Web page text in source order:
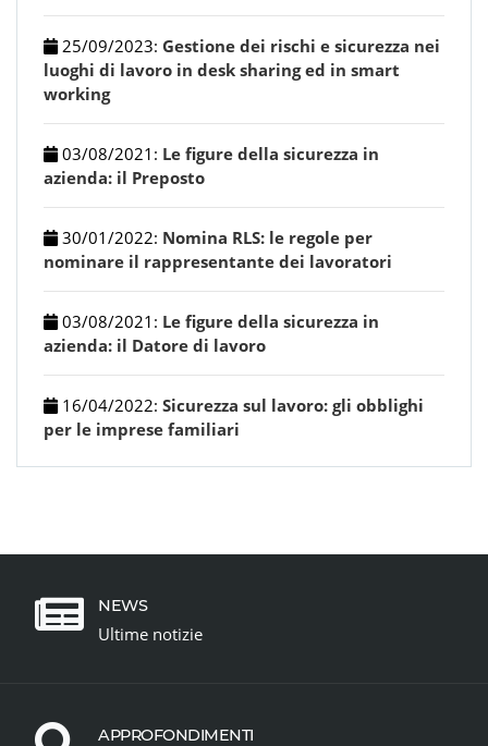
25/09/2023: Gestione dei rischi e sicurezza nei
luoghi di lavoro in desk sharing ed in smart
working
03/08/2021 : Le figure della sicurezza in
azienda: il Preposto
30/01/2022: Nomina RLS: le regole per
nominare il rappresentante dei lavoratori
03/08/2021 : Le figure della sicurezza in
azienda: il Datore di lavoro
16/04/2022: Sicurezza sul lavoro: gli obblighi
per le imprese familiari
NEWS
Ultime notizie
APPROFONDIMENTI